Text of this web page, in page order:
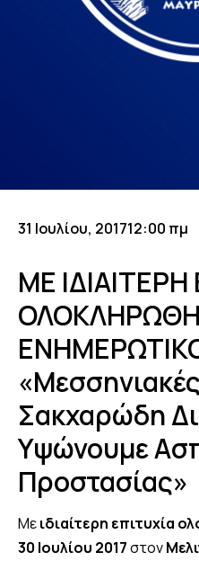
31 Ιουλίου, 201712:00 πμ
ΜΕ ΙΔΙΑΙΤΕΡΗ
Σακχαρώδη
Υψώνουμε
Προστασίας»
Μειδιαίτερη επιτυχία
30 Ιουλίου 2017στον